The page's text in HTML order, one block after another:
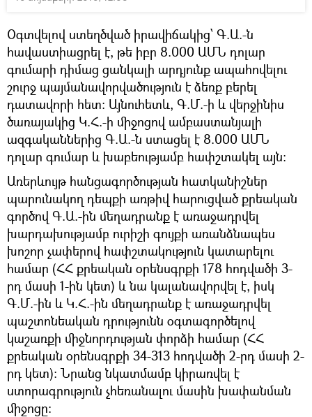
Օգտվելով ստեղծված իրավիճակից՝ Գ.Ա.-ն
հավաստիացրել է, թե իբր 8.000 ԱՄՆ դոլար
գումարի դիմաց ցանկալի արդյունք ապահովելու
շուրջ պայմանավորվածություն է ձեռք բերել
դատավորի հետ: Այնուհետև, Գ.Մ.-ի և վերջինիս
ծառայակից Կ.Հ.-ի միջոցով ամբաստանյալի
ազգականներից Գ.Ա.-ն ստացել է 8.000 ԱՄՆ
դոլար գումար և խաբեությամբ հափշտակել այն։
Առերևույթ հանցագործության հատկանիշներ
պարունակող դեպքի առթիվ հարուցված քրեական
գործով Գ.Ա.-ին մեղադրանք է առաջադրվել
խարդախությամբ ուրիշի գույքի առանձնապես
խոշոր չափերով հափշտակություն կատարելու
համար (ՀՀ քրեական օրենսգրքի 178 հոդվածի 3-
րդ մասի 1-ին կետ) և նա կալանավորվել է, իսկ
Գ.Մ.-ին և Կ.Հ.-ին մեղադրանք է առաջադրվել
պաշտոնեական դրությունն օգտագործելով
կաշառքի միջնորդության փորձի համար (ՀՀ
քրեական օրենսգրքի 34-313 հոդվածի 2-րդ մասի 2-
րդ կետ): Նրանց նկատմամբ կիրառվել է
ստորագրություն չհեռանալու մասին խափանման
միջոցը: